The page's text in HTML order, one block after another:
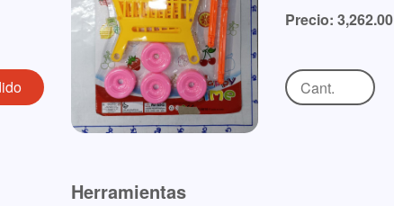
Precio: 3,262.00
Herramientas